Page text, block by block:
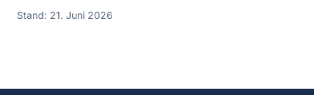
Stand: 21. Juni 2026